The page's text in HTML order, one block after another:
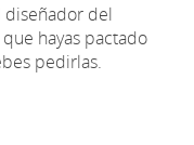
diseñador del
hayas pactado
pedirlas.